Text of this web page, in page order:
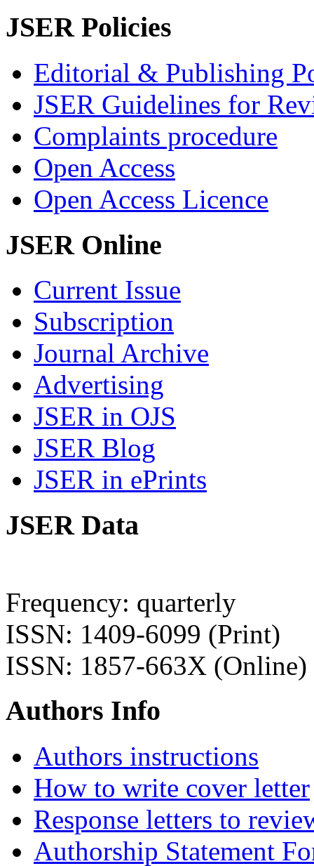
JSER Policies
Editorial & Publishing
JSER Guidelines for
Complaints procedure
Open Access
Open Access Licence
JSER Online
Current Issue
Subscription
Journal Archive
Advertising
JSER in OJS
JSER Blog
JSER in ePrints
JSER Data
Frequency: quarterly
ISSN: 1409-6099 (Print)
ISSN: 1857-663X (Online)
Authors Info
Authors instructions
How to write cover letter
Response letters to
Authorship Statement